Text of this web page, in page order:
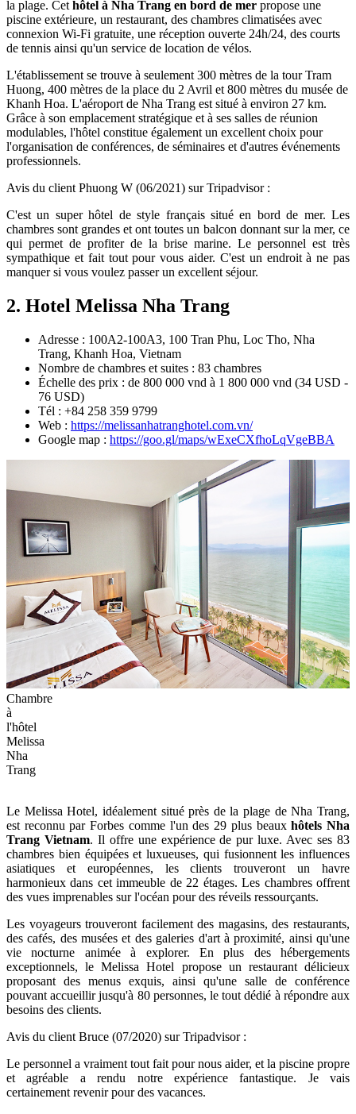
la plage. Cet hôtel à Nha Trang en bord de mer propose une
piscine extérieure, un restaurant, des chambres climatisées avec
connexion Wi-Fi gratuite, une réception ouverte 24h/24, des courts
de tennis ainsi qu'un service de location de vélos.
L'établissement se trouve à seulement 300 mètres de la tour Tram
Huong, 400 mètres de la place du 2 Avril et 800 mètres du musée de
Khanh Hoa. L'aéroport de Nha Trang est situé à environ 27 km.
Grâce à son emplacement stratégique et à ses salles de réunion
modulables, l'hôtel constitue également un excellent choix pour
l'organisation de conférences, de séminaires et d'autres événements
professionnels.
Avis du client Phuong W (06/2021) sur Tripadvisor :
C'est un super hôtel de style français situé en bord de mer. Les
chambres sont grandes et ont toutes un balcon donnant sur la mer, ce
qui permet de profiter de la brise marine. Le personnel est très
sympathique et fait tout pour vous aider. C'est un endroit à ne pas
manquer si vous voulez passer un excellent séjour.
2. Hotel Melissa Nha Trang
Adresse : 100A2-100A3, 100 Tran Phu, Loc Tho, Nha
Trang, Khanh Hoa, Vietnam
Nombre de chambres et suites : 83 chambres
Échelle des prix : de 800 000 vnd à 1 800 000 vnd (34 USD -
76 USD)
Tél : +84 258 359 9799
Web : https://melissanhatranghotel.com.vn/
Google map : https://goo.gl/maps/wExeCXfhoLqVgeBBA
Chambre
à
l'hôtel
Melissa
Nha
Trang
Le Melissa Hotel, idéalement situé près de la plage de Nha Trang,
est reconnu par Forbes comme l'un des 29 plus beauxhôtels Nha
Trang Vietnam. Il offre une expérience de pur luxe. Avec ses 83
chambres bien équipées et luxueuses, qui fusionnent les influences
asiatiques et européennes, les clients trouveront un havre
harmonieux dans cet immeuble de 22 étages. Les chambres offrent
des vues imprenables sur l'océan pour des réveils ressourçants.
Les voyageurs trouveront facilement des magasins, des restaurants,
des cafés, des musées et des galeries d'art à proximité, ainsi qu'une
vie nocturne animée à explorer. En plus des hébergements
exceptionnels, le Melissa Hotel propose un restaurant délicieux
proposant des menus exquis, ainsi qu'une salle de conférence
pouvant accueillir jusqu'à 80 personnes, le tout dédié à répondre aux
besoins des clients.
Avis du client Bruce (07/2020) sur Tripadvisor :
Le personnel a vraiment tout fait pour nous aider, et la piscine propre
et agréable a rendu notre expérience fantastique. Je vais
certainement revenir pour des vacances.